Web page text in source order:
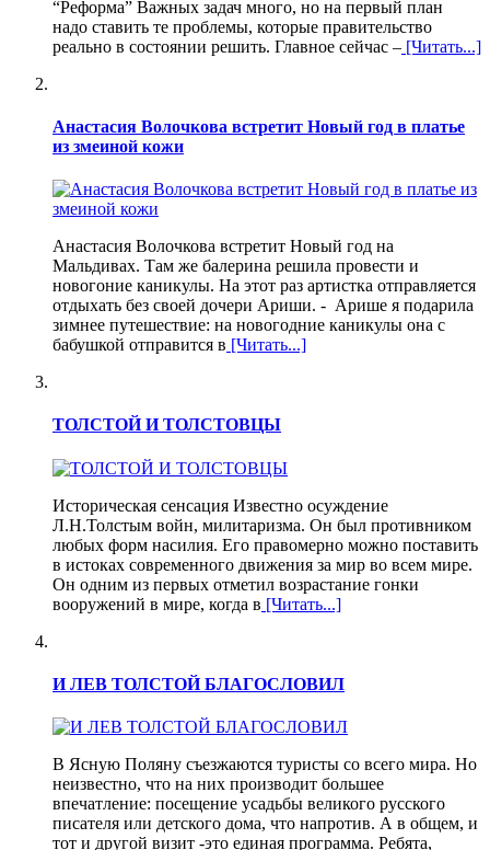
“Реформа” Важных задач много, но на первый план
надо ставить те проблемы, которые правительство
реально в состоянии решить. Главное сейчас – [Читать...]
Анастасия Волочкова встретит Новый год в платье
из змеиной кожи
Анастасия Волочкова встретит Новый год на
Мальдивах. Там же балерина решила провести и
новогоние каникулы. На этот раз артистка отправляется
отдыхать без своей дочери Ариши. - Арише я подарила
зимнее путешествие: на новогодние каникулы она с
бабушкой отправится в [Читать...]
ТОЛСТОЙ И ТОЛСТОВЦЫ
Историческая сенсация Известно осуждение
Л.Н.Толстым войн, милитаризма. Он был противником
любых форм насилия. Его правомерно можно поставить
в истоках современного движения за мир во всем мире.
Он одним из первых отметил возрастание гонки
вооружений в мире, когда в [Читать...]
И ЛЕВ ТОЛСТОЙ БЛАГОСЛОВИЛ
В Ясную Поляну съезжаются туристы со всего мира. Но
неизвестно, что на них производит большее
впечатление: посещение усадьбы великого русского
писателя или детского дома, что напротив. А в общем, и
тот и другой визит -это единая программа. Ребята,